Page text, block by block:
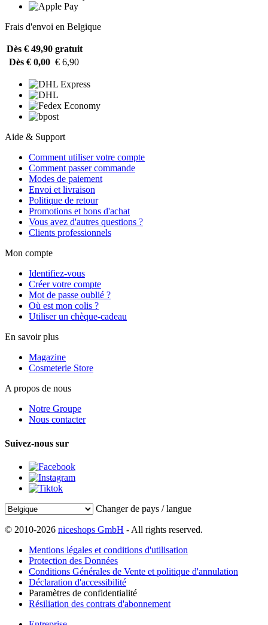
Frais d'envoi en Belgique
Dès € 49,90 gratuit
Dès € 0,00 € 6,90
Aide & Support
Comment utiliser votre compte
Comment passer commande
Modes de paiement
Envoi et livraison
Politique de retour
Promotions et bons d'achat
Vous avez d'autres questions ?
Clients professionnels
Mon compte
Identifiez-vous
Créer votre compte
Mot de passe oublié ?
Où est mon colis ?
Utiliser un chèque-cadeau
En savoir plus
Magazine
Cosmeterie Store
A propos de nous
Notre Groupe
Nous contacter
Suivez-nous sur
Changer de pays / langue
© 2010-2026 niceshops GmbH - All rights reserved.
Mentions légales et conditions d'utilisation
Protection des Données
Conditions Générales de Vente et politique d'annulation
Déclaration d'accessibilité
Paramètres de confidentialité
Résiliation des contrats d'abonnement